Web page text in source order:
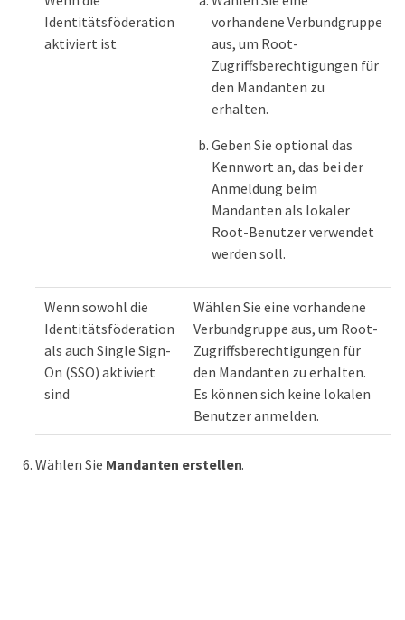
Identitätsföderation
aktiviert ist
vorhandene Verbundgruppe
aus, um Root-
Zugriffsberechtigungen für
den Mandanten zu
erhalten.
Geben Sie optional das
Kennwort an, das bei der
Anmeldung beim
Mandanten als lokaler
Root-Benutzer verwendet
werden soll.
Wenn sowohl die
Identitätsföderation
als auch Single Sign-
On (SSO) aktiviert
sind
Wählen Sie eine vorhandene
Verbundgruppe aus, um Root-
Zugriffsberechtigungen für
den Mandanten zu erhalten.
Es können sich keine lokalen
Benutzer anmelden.
Wählen Sie Mandanten erstellen.